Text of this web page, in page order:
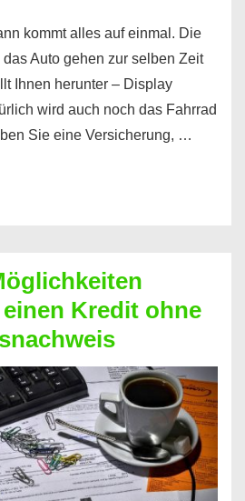
kommt alles auf einmal. Die
Auto gehen zur selben Zeit
Ihnen herunter – Display
wird auch noch das Fahrrad
Sie eine Versicherung, …
Kredit ohne